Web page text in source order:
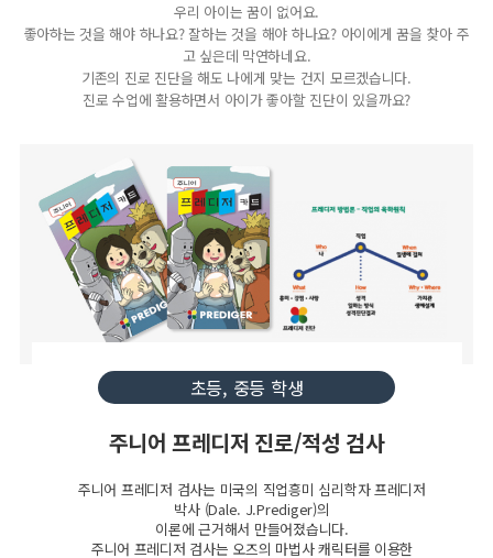
우리 아이는 꿈이 없어요.
좋아하는 것을 해야 하나요? 잘하는 것을 해야 하나요? 아이에게 꿈을 찾아 주
고 싶은데 막연하네요.
기존의 진로 진단을 해도 나에게 맞는 건지 모르겠습니다.
진로 수업에 활용하면서 아이가 좋아할 진단이 있을까요?
초등, 중등 학생
주니어 프레디저 진로/적성 검사
주니어 프레디저 검사는 미국의 직업흥미 심리학자 프레디저
박사 (Dale. J.Prediger)의
이론에 근거해서 만들어졌습니다.
주니어 프레디저 검사는 오즈의 마법사 캐릭터를 이용한